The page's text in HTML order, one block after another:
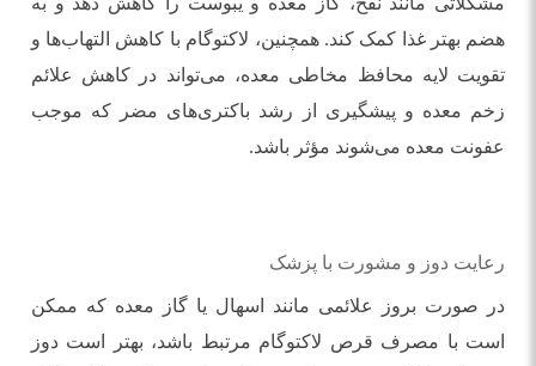
هضم بهتر غذا کمک کند. همچنین، لاکتوگام با کاهش التهاب‌ها و
تقویت لایه محافظ مخاطی معده، می‌تواند در کاهش علائم
زخم معده و پیشگیری از رشد باکتری‌های مضر که موجب
عفونت معده می‌شوند مؤثر باشد.
رعایت دوز و مشورت با پزشک
در صورت بروز علائمی مانند اسهال یا گاز معده که ممکن
است با مصرف قرص لاکتوگام مرتبط باشد، بهتر است دوز